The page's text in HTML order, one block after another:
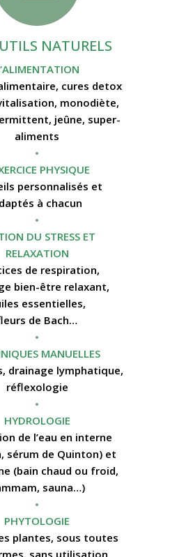
NATURELS
cures detox
monodiète,
jeûne, super-
aliments
•
PHYSIQUE
personnalisés et
à chacun
•
DU STRESS ET
RELAXATION
de respiration,
bien-être relaxant,
essentielles,
de Bach…
•
MANUELLES
drainage lymphatique,
réflexologie
•
HYDROLOGIE
de l’eau en interne
sérum de Quinton) et
(bain chaud ou froid,
sauna…)
•
PHYTOLOGIE
plantes, sous toutes
sans utilisation